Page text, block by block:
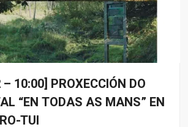
10:00] PROXECCIÓN DO
“EN TODAS AS MANS” EN
TUI